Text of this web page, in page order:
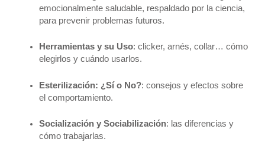
emocionalmente saludable, respaldado por la ciencia,
para prevenir problemas futuros.
Herramientas y su Uso: clicker, arnés, collar… cómo
elegirlos y cuándo usarlos.
Esterilización: ¿Sí o No?: consejos y efectos sobre
el comportamiento.
Socialización y Sociabilización: las diferencias y
cómo trabajarlas.